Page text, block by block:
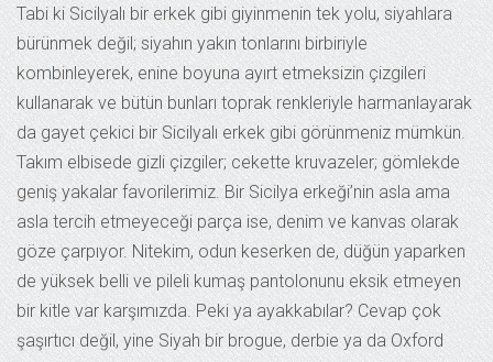
Tabi ki Sicilyalı bir erkek gibi giyinmenin tek yolu, siyahlara
bürünmek değil; siyahın yakın tonlarını birbiriyle
kombinleyerek, enine boyuna ayırt etmeksizin çizgileri
kullanarak ve bütün bunları toprak renkleriyle harmanlayarak
da gayet çekici bir Sicilyalı erkek gibi görünmeniz mümkün.
Takım elbisede gizli çizgiler; cekette kruvazeler; gömlekde
geniş yakalar favorilerimiz. Bir Sicilya erkeği’nin asla ama
asla tercih etmeyeceği parça ise, denim ve kanvas olarak
göze çarpıyor. Nitekim, odun keserken de, düğün yaparken
de yüksek belli ve pileli kumaş pantolonunu eksik etmeyen
bir kitle var karşımızda. Peki ya ayakkabılar? Cevap çok
şaşırtıcı değil, yine Siyah bir brogue, derbie ya da Oxford